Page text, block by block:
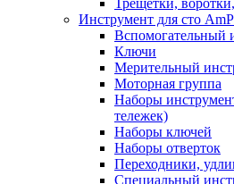
Трещетки,
Инструмент для сто
Вспомогательный
Ключи
Мерительный
Моторная группа
Наборы
тележек)
Наборы ключей
Наборы отверток
Переходники,
Специальный